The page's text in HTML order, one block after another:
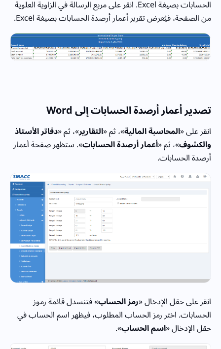
الحسابات بصيغة Excel. انقر على مربع الرسالة في الزاوية العلوية
من الصفحة، فيُعرض تقرير أعمار أرصدة الحسابات بصيغة Excel.
تصديرأعمار أرصدة الحساباتإلىWord
انقر على «المحاسبة المالية»، ثم «التقارير»، ثم «دفاتر الأستاذ
والكشوف»، ثم «أعمار أرصدة الحسابات». ستظهر صفحة أعمار
أرصدة الحسابات.
انقر على حقل الإدخال «رمز الحساب» فتنسدل قائمة رموز
الحسابات. اختر رمز الحساب المطلوب، فيظهر اسم الحساب في
حقل الإدخال «اسم الحساب».